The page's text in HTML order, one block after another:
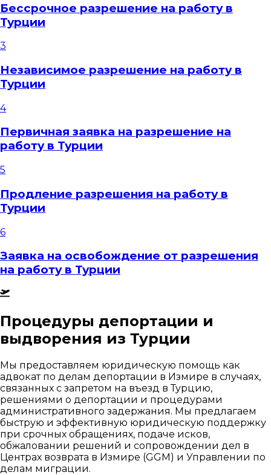
Бессрочное разрешение на работу в
Турции
3
Независимое разрешение на работу в
Турции
4
Первичная заявка на разрешение на
работу в Турции
5
Продление разрешения на работу в
Турции
6
Заявка на освобождение от разрешения
на работу в Турции
Процедуры депортации и
выдворения из Турции
Мы предоставляем юридическую помощь как
адвокат по делам депортации в Измире в случаях,
связанных с запретом на въезд в Турцию,
решениями о депортации и процедурами
административного задержания. Мы предлагаем
быструю и эффективную юридическую поддержку
при срочных обращениях, подаче исков,
обжаловании решений и сопровождении дел в
Центрах возврата в Измире (GGM) и Управлении по
делам миграции.